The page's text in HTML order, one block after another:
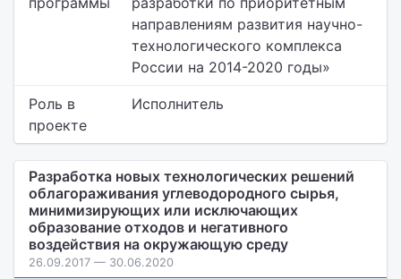
направлениям развития научно-
технологического комплекса
России на 2014-2020 годы»
Роль в
проекте
Исполнитель
Разработка новых технологических решений
облагораживания углеводородного сырья,
минимизирующих или исключающих
образование отходов и негативного
воздействия на окружающую среду
26.09.2017 — 30.06.2020